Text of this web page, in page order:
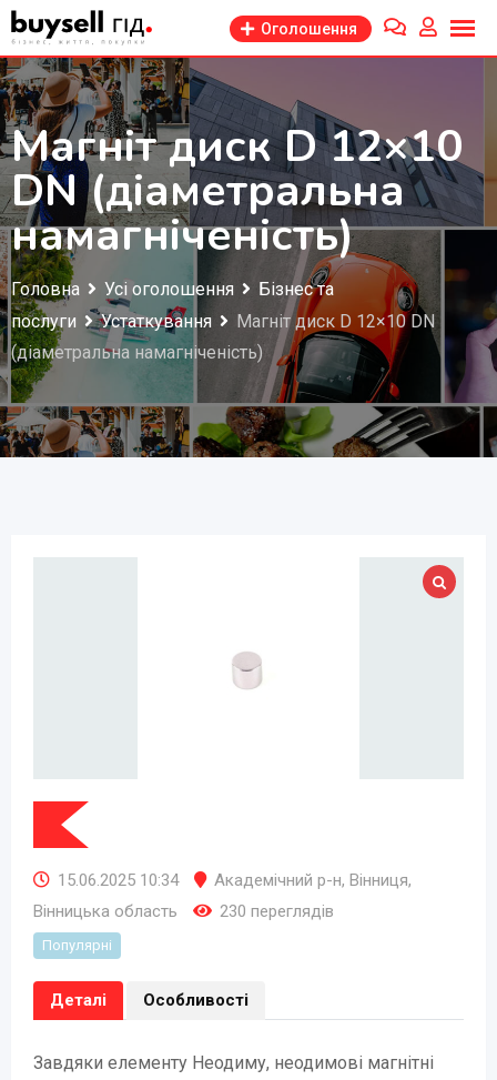
Перейти
до
змісту
Оголошення
Магніт диск D 12×10
DN (діаметральна
намагніченість)
Головна Усі оголошення
Бізнес та
послуги
Устаткування
Магніт диск D 12×10 DN
(діаметральна намагніченість)
15.06.2025 10:34 Академічний р-н, Вінниця,
Вінницька область
230 переглядів
Популярні
Деталі Особливості
Завдяки елементу Неодиму, неодимові магнітні